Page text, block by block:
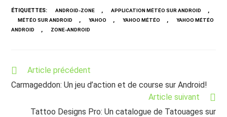
ÉTIQUETTES: ANDROID-ZONE , APPLICATION MÉTÉO SUR ANDROID ,
MÉTÉO SUR ANDROID , YAHOO , YAHOO MÉTÉO ,
YAHOO MÉTÉO
ANDROID
, ZONE-ANDROID
Read
articles
Article précédent
Carmageddon: Un jeu d’action et de course sur Android!
Article suivant
Tattoo Designs Pro: Un catalogue de Tatouages sur